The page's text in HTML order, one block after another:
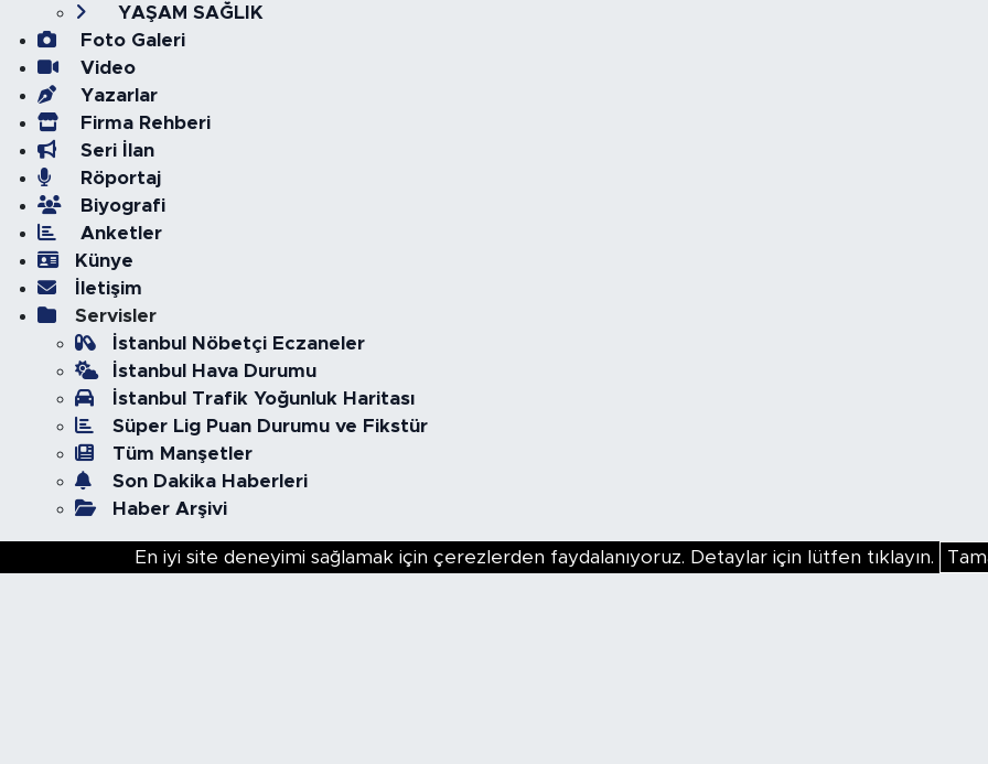
YAŞAM SAĞLIK
Foto Galeri
Video
Yazarlar
Firma Rehberi
Seri İlan
Röportaj
Biyografi
Anketler
Künye
İletişim
Servisler
İstanbul Nöbetçi Eczaneler
İstanbul Hava Durumu
İstanbul Trafik Yoğunluk Haritası
Süper Lig Puan Durumu ve Fikstür
Tüm Manşetler
Son Dakika Haberleri
Haber Arşivi
En iyi site deneyimi sağlamak için çerezlerden faydalanıyoruz. Detaylar için lütfen tıklayın.